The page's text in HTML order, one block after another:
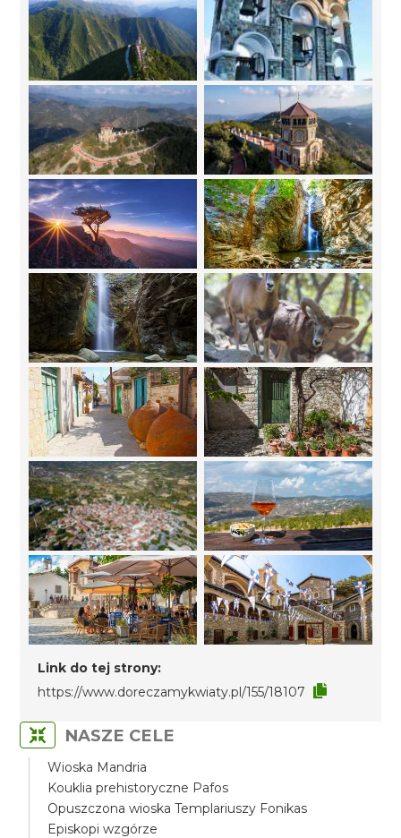
Link do tej strony:
https://www.doreczamykwiaty.pl/155/18107
NASZE CELE
Wioska Mandria
Kouklia prehistoryczne Pafos
Opuszczona wioska Templariuszy Fonikas
Episkopi wzgórze